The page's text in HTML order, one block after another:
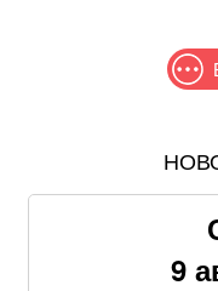
МИД Украины:
В Грузии резко
хинкали и хачапури
9